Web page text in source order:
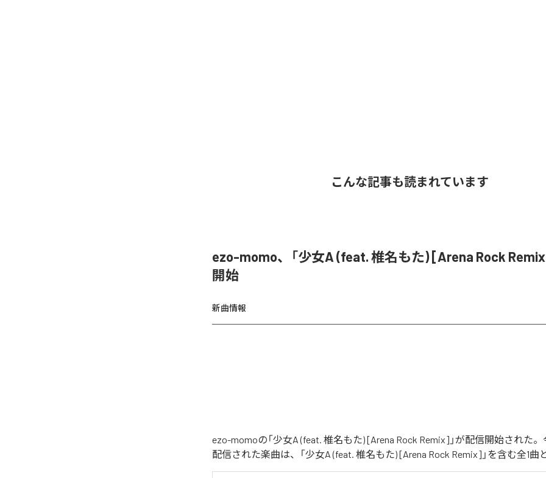
こんな記事も読まれています
ezo-momo、「少女A (feat. 椎名もた) [Arena Rock
開始
新曲情報
ezo-momoの「少女A (feat. 椎名もた) [Arena Rock Remix]」が配信開始された
配信された楽曲は、「少女A (feat. 椎名もた) [Arena Rock Remix]」を含む全1曲